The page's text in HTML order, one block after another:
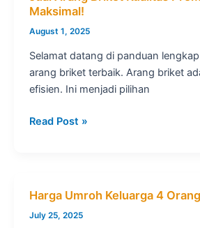
Maksimal!
August 1, 2025
Selamat datang di panduan
arang briket terbaik. Arang briket
efisien. Ini menjadi pilihan
Jual
Panas
Maksimal!
Read Post »
Harga Umroh Keluarga 4 Orang
July 25, 2025